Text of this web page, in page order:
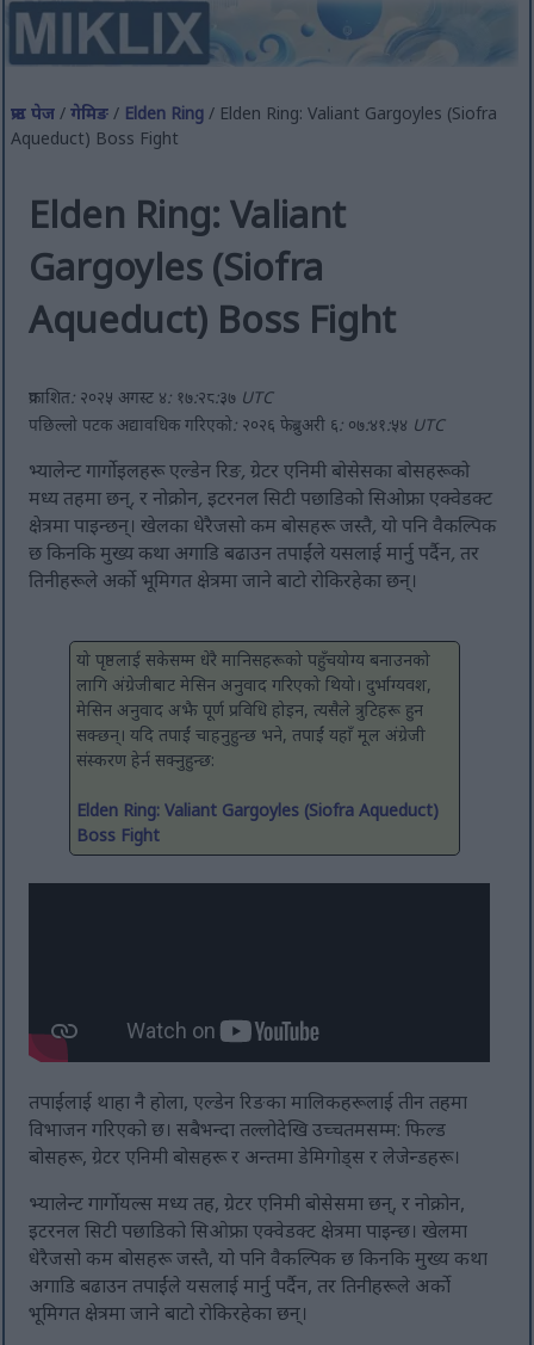
फ्रन्ट पेज/गेमिङ/ Elden Ring/ Elden Ring: Valiant Gargoyles (Siofra
Aqueduct) Boss Fight
Elden Ring: Valiant
Gargoyles (Siofra
Aqueduct) Boss Fight
प्रकाशित: २०२५ अगस्ट ४: १७:२८:३७ UTC
पछिल्लो पटक अद्यावधिक गरिएको: २०२६ फेब्रुअरी ६: ०७:४१:५४ UTC
भ्यालेन्ट गार्गोइलहरू एल्डेन रिङ, ग्रेटर एनिमी बोसेसका बोसहरूको
मध्य तहमा छन्, र नोक्रोन, इटरनल सिटी पछाडिको सिओफ्रा एक्वेडक्ट
क्षेत्रमा पाइन्छन्। खेलका धेरैजसो कम बोसहरू जस्तै, यो पनि वैकल्पिक
छ किनकि मुख्य कथा अगाडि बढाउन तपाईंले यसलाई मार्नु पर्दैन, तर
तिनीहरूले अर्को भूमिगत क्षेत्रमा जाने बाटो रोकिरहेका छन्।
यो पृष्ठलाई सकेसम्म धेरै मानिसहरूको पहुँचयोग्य बनाउनको
लागि अंग्रेजीबाट मेसिन अनुवाद गरिएको थियो। दुर्भाग्यवश,
मेसिन अनुवाद अझै पूर्ण प्रविधि होइन, त्यसैले त्रुटिहरू हुन
सक्छन्। यदि तपाईं चाहनुहुन्छ भने, तपाईं यहाँ मूल अंग्रेजी
संस्करण हेर्न सक्नुहुन्छ:
Elden Ring: Valiant Gargoyles (Siofra Aqueduct)
Boss Fight
तपाईंलाई थाहा नै होला, एल्डेन रिङका मालिकहरूलाई तीन तहमा
विभाजन गरिएको छ। सबैभन्दा तल्लोदेखि उच्चतमसम्म: फिल्ड
बोसहरू, ग्रेटर एनिमी बोसहरू र अन्तमा डेमिगोड्स र लेजेन्डहरू।
भ्यालेन्ट गार्गोयल्स मध्य तह, ग्रेटर एनिमी बोसेसमा छन्, र नोक्रोन,
इटरनल सिटी पछाडिको सिओफ्रा एक्वेडक्ट क्षेत्रमा पाइन्छ। खेलमा
धेरैजसो कम बोसहरू जस्तै, यो पनि वैकल्पिक छ किनकि मुख्य कथा
अगाडि बढाउन तपाईंले यसलाई मार्नु पर्दैन, तर तिनीहरूले अर्को
भूमिगत क्षेत्रमा जाने बाटो रोकिरहेका छन्।